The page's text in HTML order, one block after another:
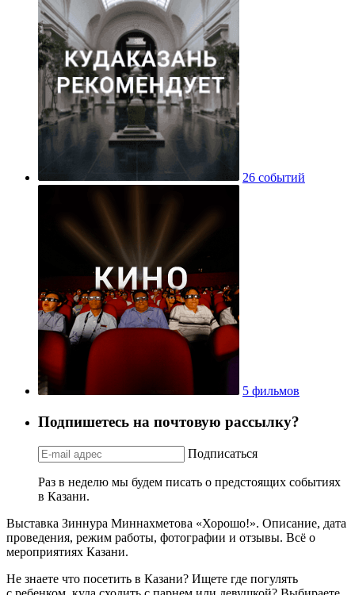
26 событий
5 фильмов
Подпишетесь на почтовую рассылку?
Подписаться
Раз в неделю мы будем писать о предстоящих событиях
в Казани.
Выставка Зиннура Миннахметова «Хорошо!». Описание, дата
проведения, режим работы, фотографии и отзывы. Всё о
мероприятиях Казани.
Не знаете что посетить в Казани? Ищете где погулять